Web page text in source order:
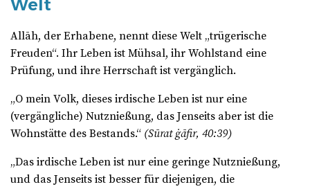
Welt
Allāh, der Erhabene, nennt diese Welt „trügerische
Freuden“. Ihr Leben ist Mühsal, ihr Wohlstand eine
Prüfung, und ihre Herrschaft ist vergänglich.
„O mein Volk, dieses irdische Leben ist nur eine
(vergängliche) Nutznießung, das Jenseits aber ist die
Wohnstätte des Bestands.“ (Sūrat ġāfir, 40:39)
„Das irdische Leben ist nur eine geringe Nutznießung,
und das Jenseits ist besser für diejenigen, die